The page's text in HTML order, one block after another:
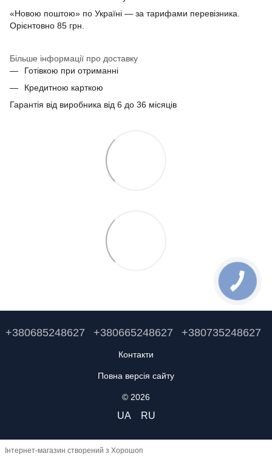
«Новою поштою» по Україні — за тарифами перевізника.
Орієнтовно 85 грн.
Більше інформації про доставку
Готівкою при отриманні
Кредитною карткою
Гарантія від виробника від 6 до 36 місяців
+380685248627 +380665248627 +380735248627
Контакти
Повна версія сайту
© 2026
UA RU
Інтернет-магазин створений з Хорошоп